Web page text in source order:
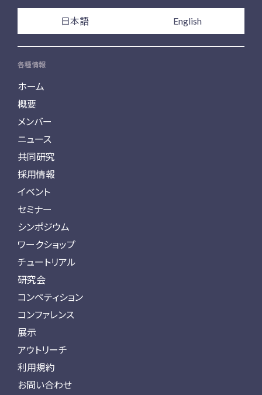
日本語 English
各種情報
ホーム
概要
メンバー
ニュース
共同研究
採用情報
イベント
セミナー
シンポジウム
ワークショップ
チュートリアル
研究会
コンペティション
コンファレンス
展示
アウトリーチ
利用規約
お問い合わせ